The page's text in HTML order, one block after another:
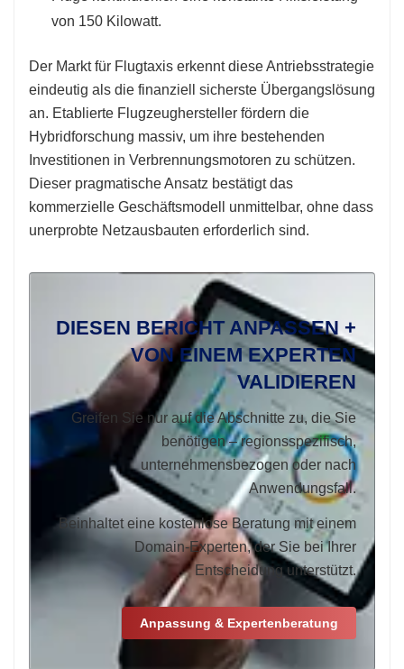
von 150 Kilowatt.
Der Markt für Flugtaxis erkennt diese Antriebsstrategie
eindeutig als die finanziell sicherste Übergangslösung
an. Etablierte Flugzeughersteller fördern die
Hybridforschung massiv, um ihre bestehenden
Investitionen in Verbrennungsmotoren zu schützen.
Dieser pragmatische Ansatz bestätigt das
kommerzielle Geschäftsmodell unmittelbar, ohne dass
unerprobte Netzausbauten erforderlich sind.
DIESEN BERICHT ANPASSEN +
VON EINEM EXPERTEN
VALIDIEREN
Greifen Sie nur auf die Abschnitte zu, die Sie
benötigen – regionsspezifisch,
unternehmensbezogen oder nach
Anwendungsfall.
Beinhaltet eine kostenlose Beratung mit einem
Domain-Experten, der Sie bei Ihrer
Entscheidung unterstützt.
Anpassung & Expertenberatung